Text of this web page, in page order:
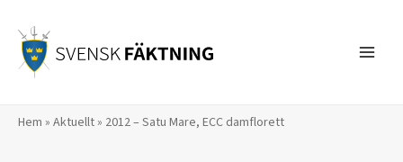
innehåll
Hem » Aktuellt» 2012 – Satu Mare, ECC damflorett